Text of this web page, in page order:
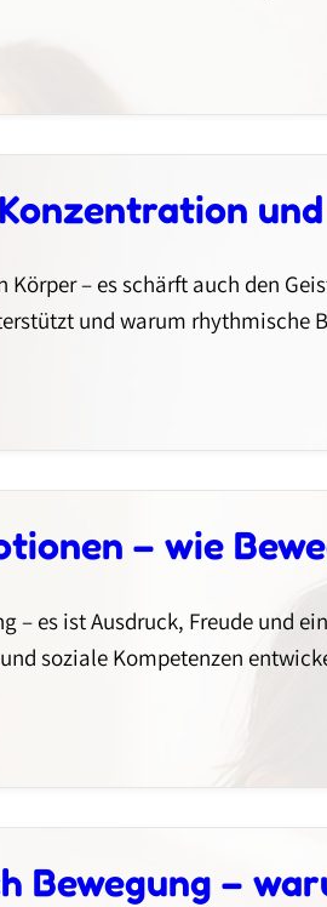
Körper – es schärft auch den
und warum rhythmische
– wie
– es ist Ausdruck, Freude und
soziale Kompetenzen
Bewegung –